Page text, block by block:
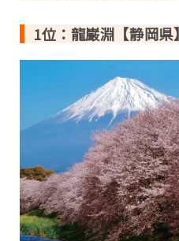
1位：龍巌淵【静岡県】